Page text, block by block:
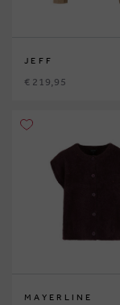
JEFF
€ 219,95
MAYERLINE